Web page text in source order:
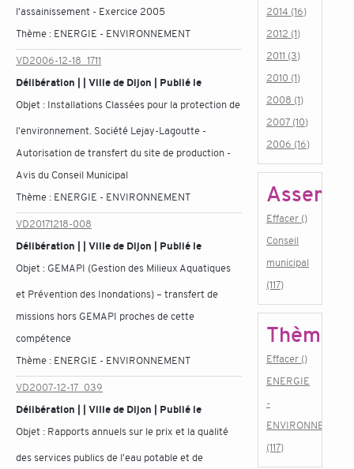
l'assainissement - Exercice 2005
Thème : ENERGIE - ENVIRONNEMENT
VD2006-12-18_1711
Délibération | | Ville de Dijon | Publié le
Objet : Installations Classées pour la protection de
l'environnement. Société Lejay-Lagoutte -
Autorisation de transfert du site de production -
Avis du Conseil Municipal
Thème : ENERGIE - ENVIRONNEMENT
VD20171218-008
Délibération | | Ville de Dijon | Publié le
Objet : GEMAPI (Gestion des Milieux Aquatiques
et Prévention des Inondations) – transfert de
missions hors GEMAPI proches de cette
compétence
Thème : ENERGIE - ENVIRONNEMENT
VD2007-12-17_039
Délibération | | Ville de Dijon | Publié le
Objet : Rapports annuels sur le prix et la qualité
des services publics de l'eau potable et de
2014 (16)
2012 (1)
2011 (3)
2010 (1)
2008 (1)
2007 (10)
2006 (16)
Effacer ()
Conseil
municipal
(117)
Thème
Effacer ()
ENERGIE
-
ENVIRONNEMENT
(117)